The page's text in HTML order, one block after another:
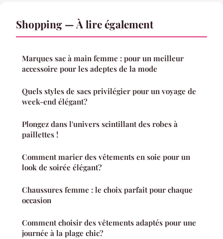
Shopping — À lire également
Marques sac à main femme : pour un meilleur
accessoire pour les adeptes de la mode
Quels styles de sacs privilégier pour un voyage de
week-end élégant?
Plongez dans l'univers scintillant des robes à
paillettes !
Comment marier des vêtements en soie pour un
look de soirée élégant?
Chaussures femme : le choix parfait pour chaque
occasion
Comment choisir des vêtements adaptés pour une
journée à la plage chic?